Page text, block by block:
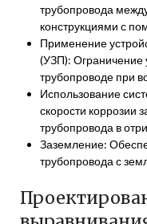
трубопровода
конструкциями с
Применение
(УЗП): Ограничение
трубопроводе при
Использование
скорости коррозии
трубопровода в
Заземление:
трубопровода с